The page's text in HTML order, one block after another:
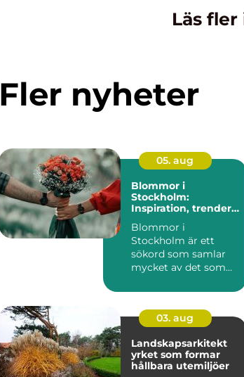
Läs
Fler nyheter
05. aug
Blommor i
Stockholm:
Inspiration, trender
Blommor i
Stockholm är ett
sökord som samlar
mycket av det som
levand...
03. aug
Landskapsarkitekt
yrket som formar
hållbara utemiljöer